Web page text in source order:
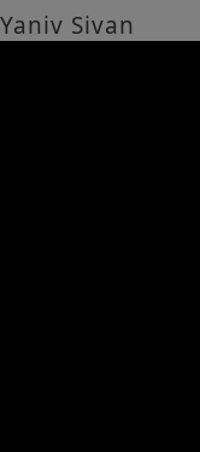
Yaniv Sivan